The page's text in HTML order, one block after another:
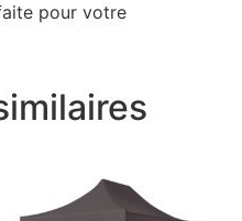
pour votre